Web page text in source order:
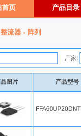
首页 产品目录
流器 - 阵列
厂家:
图片 产品型号